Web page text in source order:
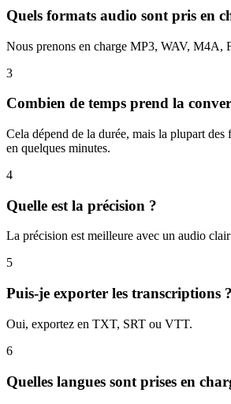
Quels formats audio sont pris en
Nous prenons en charge MP3, WAV, M4A,
3
Combien de temps prend la
Cela dépend de la durée, mais la plupart des
en quelques minutes.
4
Quelle est la précision ?
La précision est meilleure avec un audio
5
Puis-je exporter les transcriptions ?
Oui, exportez en TXT, SRT ou VTT.
6
Quelles langues sont prises en